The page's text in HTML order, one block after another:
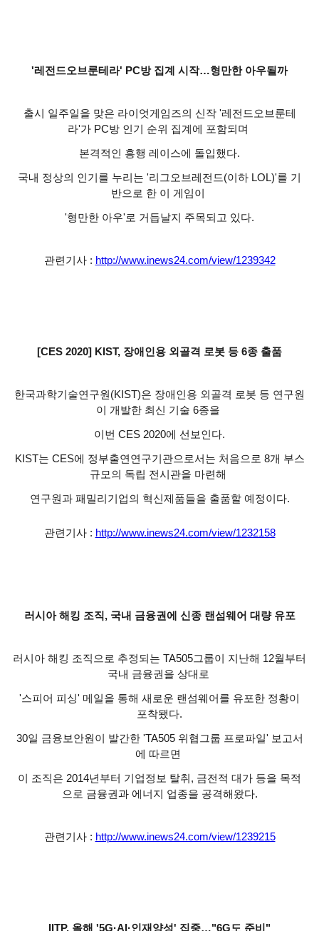
'레전드오브룬테라' PC방 집계 시작…형만한 아우될까
출시 일주일을 맞은 라이엇게임즈의 신작 '레전드오브룬테
라'가 PC방 인기 순위 집계에 포함되며
본격적인 흥행 레이스에 돌입했다.
국내 정상의 인기를 누리는 '리그오브레전드(이하 LOL)'를 기
반으로 한 이 게임이
'형만한 아우'로 거듭날지 주목되고 있다.
관련기사 : http://www.inews24.com/view/1239342
[CES 2020] KIST, 장애인용 외골격 로봇 등 6종 출품
한국과학기술연구원(KIST)은 장애인용 외골격 로봇 등 연구원
이 개발한 최신 기술 6종을
이번 CES 2020에 선보인다.
KIST는 CES에 정부출연연구기관으로서는 처음으로 8개 부스
규모의 독립 전시관을 마련해
연구원과 패밀리기업의 혁신제품들을 출품할 예정이다.
관련기사 : http://www.inews24.com/view/1232158
러시아 해킹 조직, 국내 금융권에 신종 랜섬웨어 대량 유포
러시아 해킹 조직으로 추정되는 TA505그룹이 지난해 12월부터
국내 금융권을 상대로
'스피어 피싱' 메일을 통해 새로운 랜섬웨어를 유포한 정황이
포착됐다.
30일 금융보안원이 발간한 'TA505 위협그룹 프로파일' 보고서
에 따르면
이 조직은 2014년부터 기업정보 탈취, 금전적 대가 등을 목적
으로 금융권과 에너지 업종을 공격해왔다.
관련기사 : http://www.inews24.com/view/1239215
IITP, 올해 '5G·AI·인재양성' 집중…"6G도 준비"